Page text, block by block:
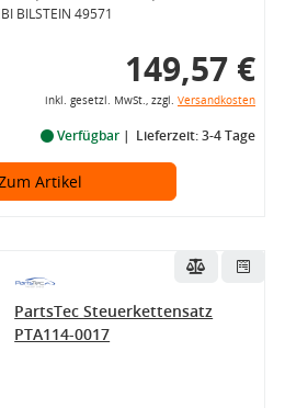
BILSTEIN 49571
149,57 €
inkl. gesetzl. MwSt., zzgl. Versandkosten
Verfügbar Lieferzeit: 3-4 Tage
Artikel
PartsTec Steuerkettensatz
PTA114-0017